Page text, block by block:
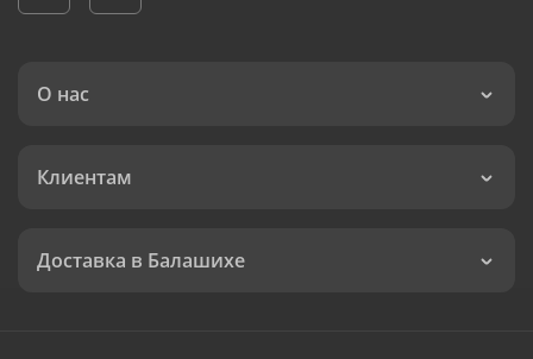
О нас
Клиентам
Доставка в Балашихе